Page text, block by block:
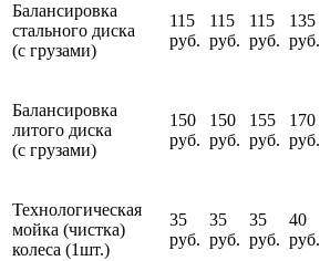
Балансировка
стального диска
(с грузами)
115
руб.
115
руб.
115
руб.
135
руб.
Балансировка
литого диска
(с грузами)
150
руб.
150
руб.
155
руб.
170
руб.
Технологическая
мойка (чистка)
колеса (1шт.)
35
руб.
35
руб.
35
руб.
40
руб.